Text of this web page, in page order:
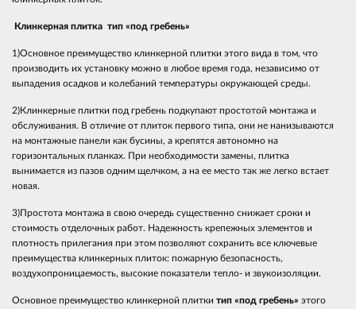
Клинкерная плитка тип «под гребень»
1)Основное преимущество клинкерной плитки этого вида в том, что
производить их установку можно в любое время года, независимо от
выпадения осадков и колебаний температуры окружающей среды.
2)Клинкерные плитки под гребень подкупают простотой монтажа и
обслуживания. В отличие от плиток первого типа, они не нанизываются
на монтажные панели как бусины, а крепятся автономно на
горизонтальных планках. При необходимости замены, плитка
вынимается из пазов одним щелчком, а на ее место так же легко встает
новая.
3)Простота монтажа в свою очередь существенно снижает сроки и
стоимость отделочных работ. Надежность крепежных элементов и
плотность прилегания при этом позволяют сохранить все ключевые
преимущества клинкерных плиток: пожарную безопасность,
воздухопроницаемость, высокие показатели тепло- и звукоизоляции.
Основное преимущество клинкерной плитки тип «под гребень» этого